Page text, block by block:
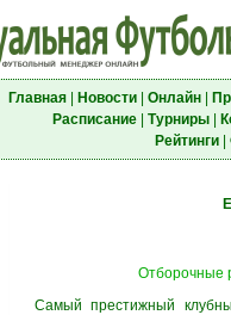
Главная| Новости| Онлайн|
Расписание| Турниры|
Рейтинги|
Отборочные
Самый престижный